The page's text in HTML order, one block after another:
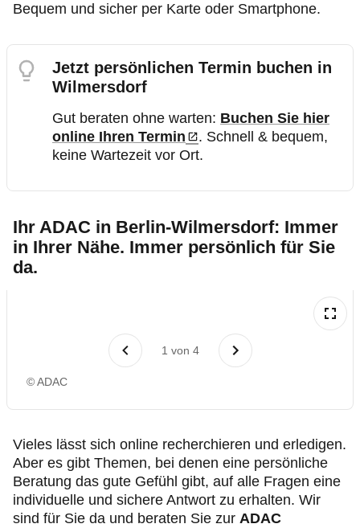
Bequem und sicher per Karte oder Smartphone.
Jetzt persönlichen Termin buchen in
Wilmersdorf
Gut beraten ohne warten: Buchen Sie hier
online Ihren Termin
. Schnell & bequem,
keine Wartezeit vor Ort.
Ihr ADAC in Berlin-Wilmersdorf: Immer
in Ihrer Nähe. Immer persönlich für Sie
da.
1 von 4
© ADAC
Vieles lässt sich online recherchieren und erledigen.
Aber es gibt Themen, bei denen eine persönliche
Beratung das gute Gefühl gibt, auf alle Fragen eine
individuelle und sichere Antwort zu erhalten. Wir
sind für Sie da und beraten Sie zur ADAC